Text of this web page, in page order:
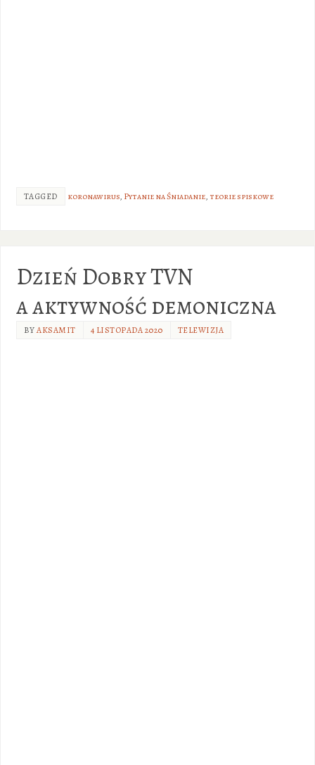
TAGGED koronawirus, Pytanie na Śniadanie, teorie spiskowe
Dzień Dobry TVN
a aktywność demoniczna
BYAKSAMIT 4 LISTOPADA 2020 TELEWIZJA